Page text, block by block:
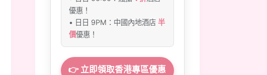
優惠！
• 日日 9PM：中國內地酒店半
價優惠！
👉 立即領取香港專區優惠